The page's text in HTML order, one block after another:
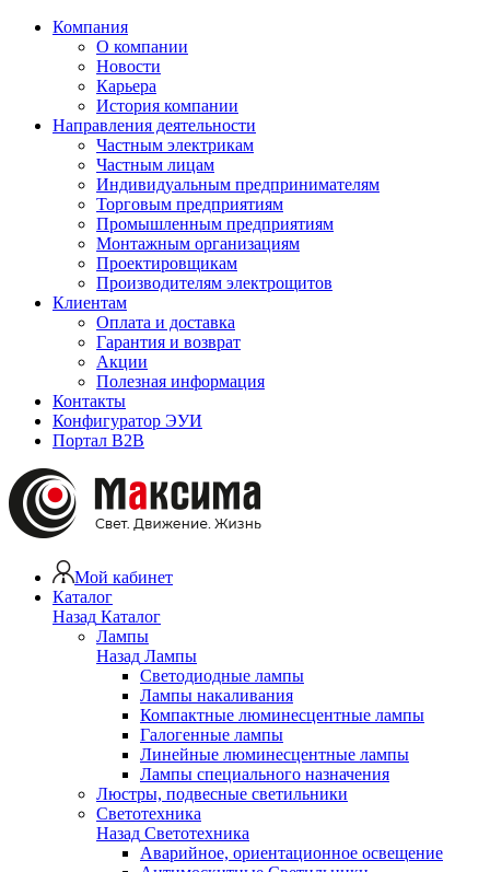
Компания
О компании
Новости
Карьера
История компании
Направления деятельности
Частным электрикам
Частным лицам
Индивидуальным предпринимателям
Торговым предприятиям
Промышленным предприятиям
Монтажным организациям
Проектировщикам
Производителям электрощитов
Клиентам
Оплата и доставка
Гарантия и возврат
Акции
Полезная информация
Контакты
Конфигуратор ЭУИ
Портал B2B
Мой кабинет
Каталог
Назад Каталог
Лампы
Назад Лампы
Светодиодные лампы
Лампы накаливания
Компактные люминесцентные лампы
Галогенные лампы
Линейные люминесцентные лампы
Лампы специального назначения
Люстры, подвесные светильники
Светотехника
Назад Светотехника
Аварийное, ориентационное освещение